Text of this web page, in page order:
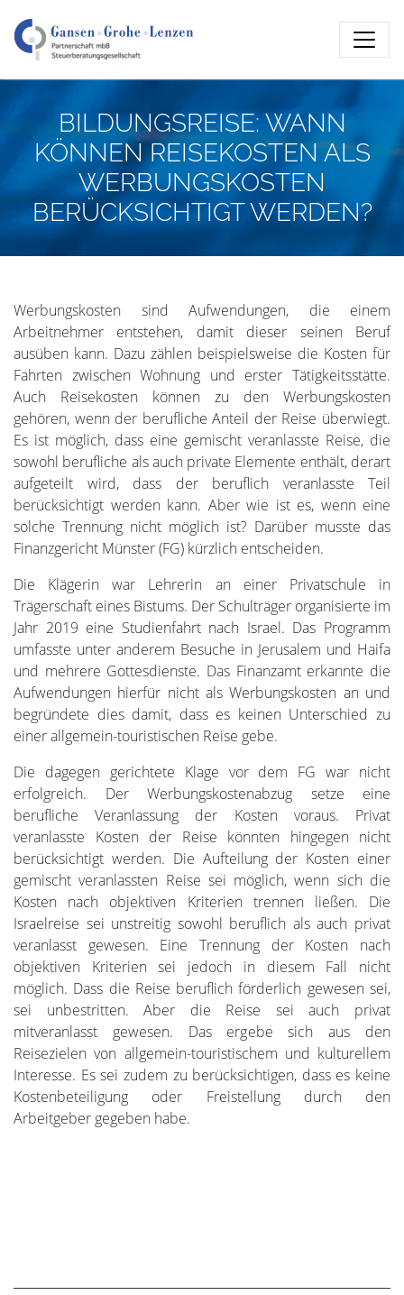
BILDUNGSREISE: WANN
KÖNNEN REISEKOSTEN ALS
WERBUNGSKOSTEN
BERÜCKSICHTIGT WERDEN?
Werbungskosten sind Aufwendungen, die einem
Arbeitnehmer entstehen, damit dieser seinen Beruf
ausüben kann. Dazu zählen beispielsweise die Kosten für
Fahrten zwischen Wohnung und erster Tätigkeitsstätte.
Auch Reisekosten können zu den Werbungskosten
gehören, wenn der berufliche Anteil der Reise überwiegt.
Es ist möglich, dass eine gemischt veranlasste Reise, die
sowohl berufliche als auch private Elemente enthält, derart
aufgeteilt wird, dass der beruflich veranlasste Teil
berücksichtigt werden kann. Aber wie ist es, wenn eine
solche Trennung nicht möglich ist? Darüber musste das
Finanzgericht Münster (FG) kürzlich entscheiden.
Die Klägerin war Lehrerin an einer Privatschule in
Trägerschaft eines Bistums. Der Schulträger organisierte im
Jahr 2019 eine Studienfahrt nach Israel. Das Programm
umfasste unter anderem Besuche in Jerusalem und Haifa
und mehrere Gottesdienste. Das Finanzamt erkannte die
Aufwendungen hierfür nicht als Werbungskosten an und
begründete dies damit, dass es keinen Unterschied zu
einer allgemein-touristischen Reise gebe.
Die dagegen gerichtete Klage vor dem FG war nicht
erfolgreich. Der Werbungskostenabzug setze eine
berufliche Veranlassung der Kosten voraus. Privat
veranlasste Kosten der Reise könnten hingegen nicht
berücksichtigt werden. Die Aufteilung der Kosten einer
gemischt veranlassten Reise sei möglich, wenn sich die
Kosten nach objektiven Kriterien trennen ließen. Die
Israelreise sei unstreitig sowohl beruflich als auch privat
veranlasst gewesen. Eine Trennung der Kosten nach
objektiven Kriterien sei jedoch in diesem Fall nicht
möglich. Dass die Reise beruflich förderlich gewesen sei,
sei unbestritten. Aber die Reise sei auch privat
mitveranlasst gewesen. Das ergebe sich aus den
Reisezielen von allgemein-touristischem und kulturellem
Interesse. Es sei zudem zu berücksichtigen, dass es keine
Kostenbeteiligung oder Freistellung durch den
Arbeitgeber gegeben habe.